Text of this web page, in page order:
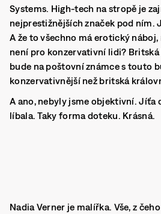
Systems. High-tech na stropě je
nejprestižnějších značek pod ním.
A že to všechno má erotický
není pro konzervativní lidi? Britská
bude na poštovní známce s touto
konzervativnější než britská
A ano, nebyly jsme objektivní. Jíťa
líbala.Taky forma doteku. Krásná.
Nadia Verner je malířka. Vše, z